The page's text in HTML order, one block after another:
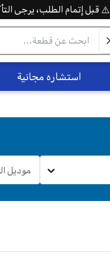
⚠️ قبل إتمام الطلب، يرجى التأكد
استشاره مجانية
موديل